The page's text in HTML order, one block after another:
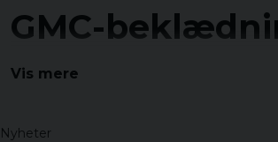
GMC-
Vis mere
Nyheter